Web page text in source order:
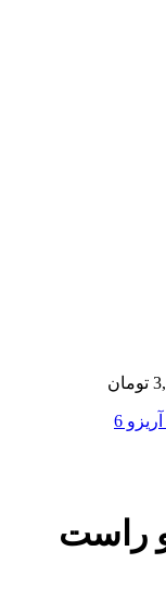
تومان
راست